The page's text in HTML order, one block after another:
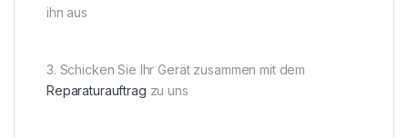
ihn aus
3. Schicken Sie Ihr Gerät zusammen mit dem
Reparaturauftrag zu uns